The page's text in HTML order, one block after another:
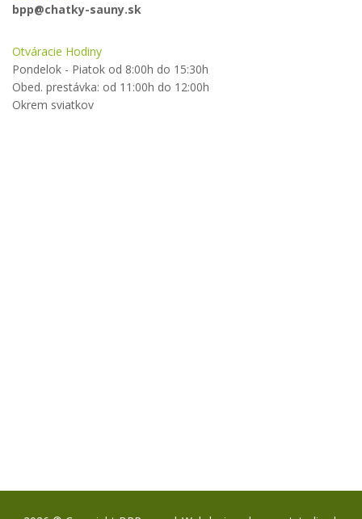
bpp@chatky-sauny.sk
Otváracie Hodiny
Pondelok - Piatok od 8:00h do 15:30h
Obed. prestávka: od 11:00h do 12:00h
Okrem sviatkov